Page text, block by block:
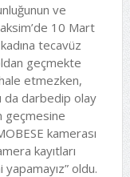
ve
10 Mart
tecavüz
geçmekte
etmezken,
da darbedip olay
geçmesine
kamerası
kayıtları
yapamayız” oldu.